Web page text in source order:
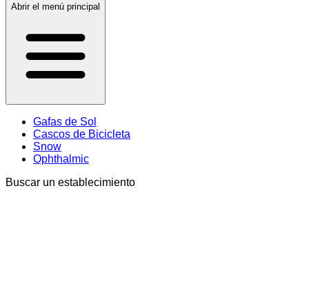
Abrir el menú principal
Gafas de Sol
Cascos de Bicicleta
Snow
Ophthalmic
Buscar un establecimiento